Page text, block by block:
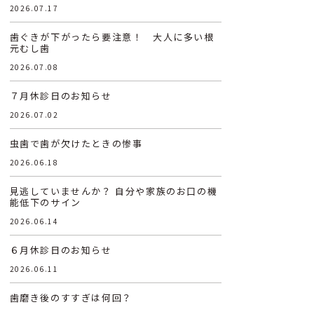
2026.07.17
歯ぐきが下がったら要注意！ 大人に多い根
元むし歯
2026.07.08
７月休診日のお知らせ
2026.07.02
虫歯で歯が欠けたときの惨事
2026.06.18
見逃していませんか？ 自分や家族のお口の機
能低下のサイン
2026.06.14
６月休診日のお知らせ
2026.06.11
歯磨き後のすすぎは何回？